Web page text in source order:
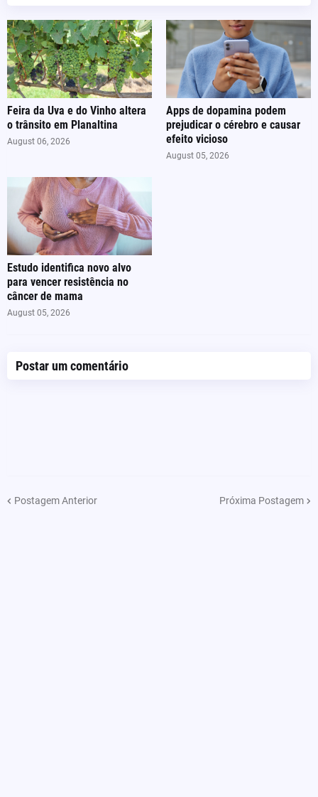
Feira da Uva e do Vinho altera
o trânsito em Planaltina
August 06, 2026
Apps de dopamina podem
prejudicar o cérebro e causar
efeito vicioso
August 05, 2026
Estudo identifica novo alvo
para vencer resistência no
câncer de mama
August 05, 2026
Postar um comentário
Postagem Anterior Próxima Postagem